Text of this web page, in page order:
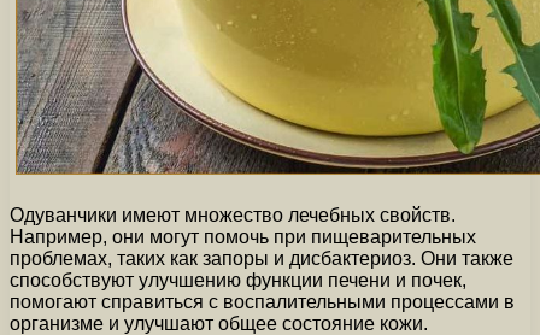
Одуванчики имеют множество лечебных свойств.
Например, они могут помочь при пищеварительных
проблемах, таких как запоры и дисбактериоз. Они также
способствуют улучшению функции печени и почек,
помогают справиться с воспалительными процессами в
организме и улучшают общее состояние кожи.